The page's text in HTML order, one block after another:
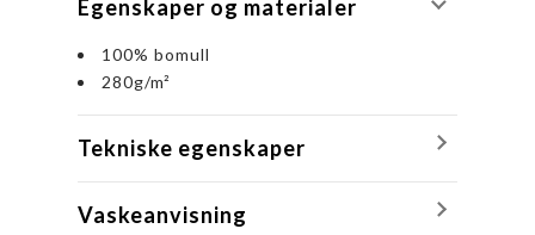
Egenskaper og materialer
100% bomull
280g/m²
Tekniske egenskaper
Vaskeanvisning